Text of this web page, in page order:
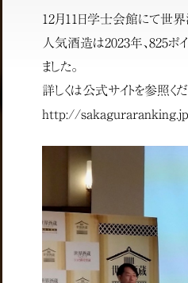
12月11日学士会館にて世界
人気酒造は2023年、825ポ
ました。
詳しくは公式サイトを参照くだ
http://sakaguraranking.jp